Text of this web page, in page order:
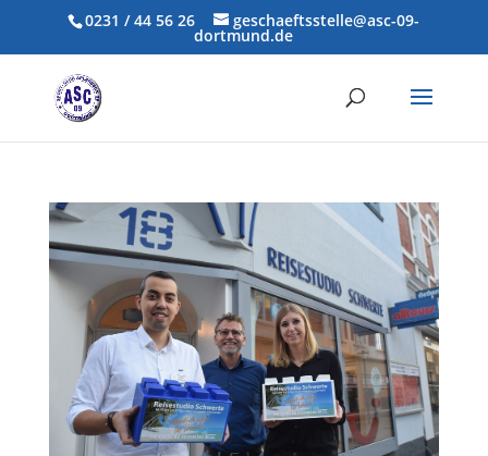
0231 / 44 56 26 geschaeftsstelle@asc-09-
dortmund.de